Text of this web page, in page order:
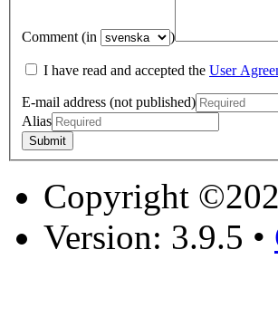
Comment (in )
I have read and accepted the User
E-mail address (not published)
Alias
Copyright
Version: 3.9.5 •